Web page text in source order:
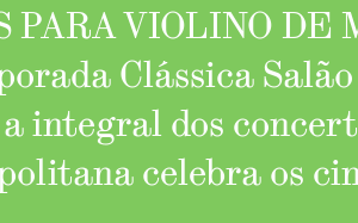
PARA VIOLINO DE
Clássica Salão
integral dos
celebra os